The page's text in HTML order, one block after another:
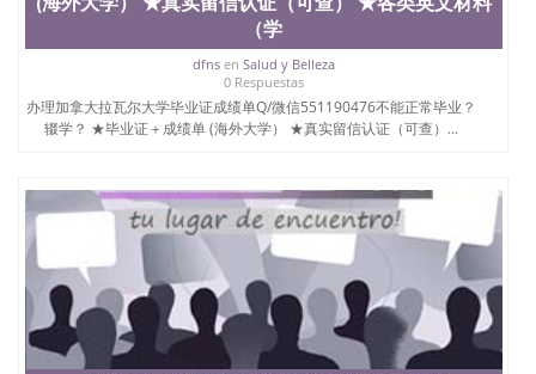
（学
dfnsen Salud y Belleza
0 Respuestas
办理加拿大拉瓦尔大学毕业证成绩单Q/微信551190476不能正常毕业？
辍学？ ★毕业证＋成绩单 (海外大学） ★真实留信认证（可查）...